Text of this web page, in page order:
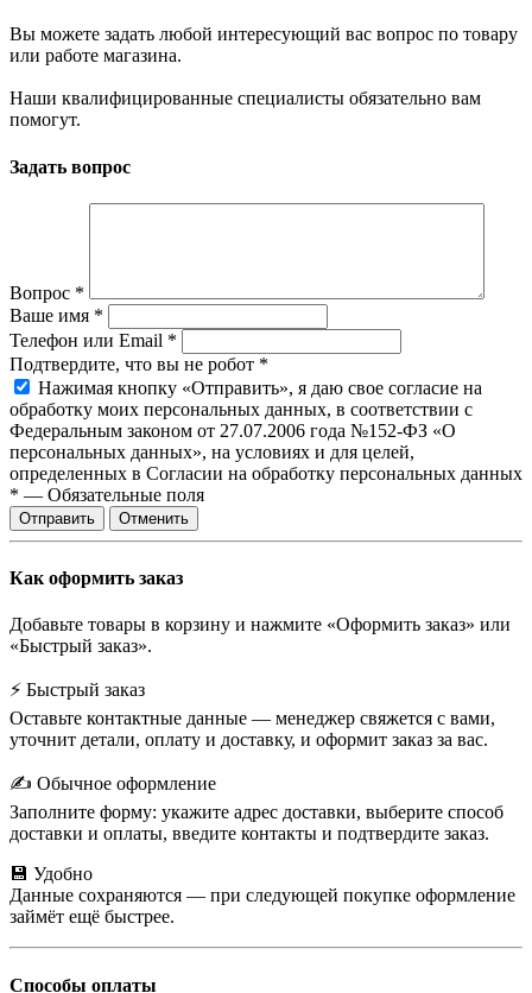
Вы можете задать любой интересующий вас вопрос по товару
или работе магазина.
Наши квалифицированные специалисты обязательно вам
помогут.
Задать вопрос
Вопрос *
Ваше имя *
Телефон или Email *
Подтвердите, что вы не робот *
Нажимая кнопку «Отправить», я даю свое согласие на
обработку моих персональных данных, в соответствии с
Федеральным законом от 27.07.2006 года №152-ФЗ «О
персональных данных», на условиях и для целей,
определенных в Согласии на обработку персональных данных
* — Обязательные поля
Отправить Отменить
Как оформить заказ
Добавьте товары в корзину и нажмите «Оформить заказ» или
«Быстрый заказ».
⚡ Быстрый заказ
Оставьте контактные данные — менеджер свяжется с вами,
уточнит детали, оплату и доставку, и оформит заказ за вас.
✍️ Обычное оформление
Заполните форму: укажите адрес доставки, выберите способ
доставки и оплаты, введите контакты и подтвердите заказ.
💾 Удобно
Данные сохраняются — при следующей покупке оформление
займёт ещё быстрее.
Способы оплаты